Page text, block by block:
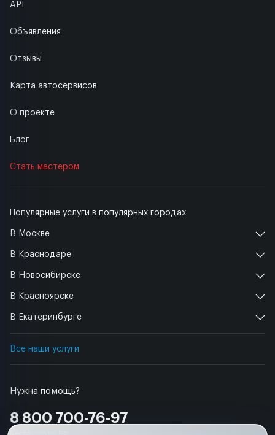
Нужна помощь?
8 800 700-76-97
Популярные услуги в популярных городах
В Москве
В Краснодаре
В Новосибирске
В Красноярске
В Екатеринбурге
Все наши услуги
API
Объявления
Отзывы
Карта автосервисов
О проекте
Блог
Стать мастером